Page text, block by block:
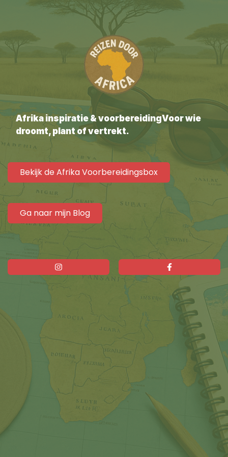
Afrika inspiratie & voorbereidingVoor wie
droomt, plant of vertrekt.
Bekijk de Afrika Voorbereidingsbox
Ga naar mijn Blog